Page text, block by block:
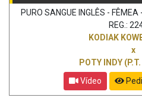
PURO SANGUE INGLÊS -
REG.:
KODIAK
x
POTY INDY
Vídeo